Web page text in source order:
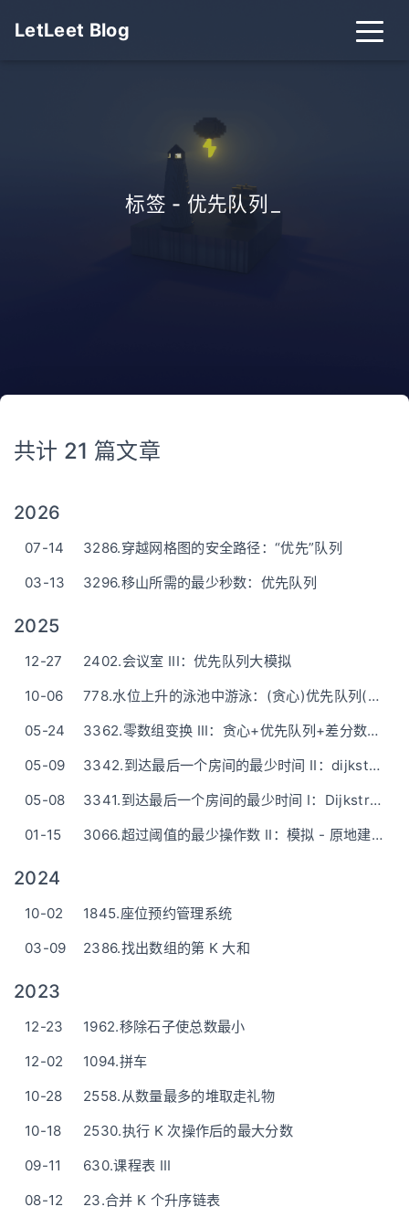
LetLeet Blog
标签 - 优先队列
共计 21 篇文章
2026
07-14
3286.穿越网格图的安全路径：“优先”队列
03-13
3296.移山所需的最少秒数：优先队列
2025
12-27
2402.会议室 III：优先队列大模拟
10-06
778.水位上升的泳池中游泳：(贪心)优先队列(附C++/Python/Java/Go/Rust优先队列方法表)
05-24
3362.零数组变换 III：贪心+优先队列+差分数组——清晰题解
05-09
3342.到达最后一个房间的最少时间 II：dijkstra算法(和I一样)
05-08
3341.到达最后一个房间的最少时间 I：Dijkstra算法（类似深搜）-简短清晰的话描述
01-15
3066.超过阈值的最少操作数 II：模拟 - 原地建堆O(1)空间 / 优先队列O(n)空间
2024
10-02
1845.座位预约管理系统
03-09
2386.找出数组的第 K 大和
2023
12-23
1962.移除石子使总数最小
12-02
1094.拼车
10-28
2558.从数量最多的堆取走礼物
10-18
2530.执行 K 次操作后的最大分数
09-11
630.课程表 III
08-12
23.合并 K 个升序链表